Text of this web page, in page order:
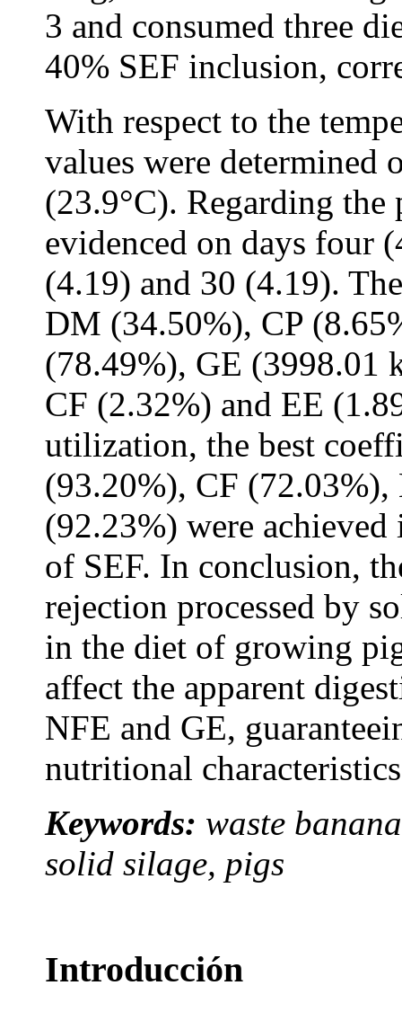
3 and consumed three
40% SEF inclusion,
With respect to the
values were determined
(23.9°C). Regarding the
evidenced on days four
(4.19) and 30 (4.19).
DM (34.50%), CP
(78.49%), GE (3998.01
CF (2.32%) and EE
utilization, the best
(93.20%), CF
(92.23%) were
of SEF. In conclusion,
rejection processed by
in the diet of growing
affect the apparent
NFE and GE,
nutritional
Keywords: waste
solid silage, pigs
Introducción